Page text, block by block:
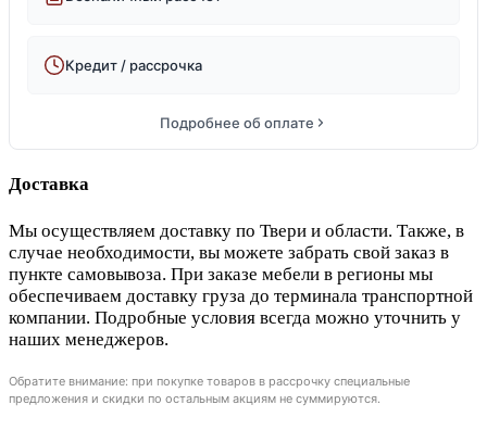
Кредит / рассрочка
Подробнее об оплате
Доставка
Мы осуществляем доставку по Твери и области. Также, в
случае необходимости, вы можете забрать свой заказ в
пункте самовывоза. При заказе мебели в регионы мы
обеспечиваем доставку груза до терминала транспортной
компании. Подробные условия всегда можно уточнить у
наших менеджеров.
Обратите внимание: при покупке товаров в рассрочку специальные
предложения и скидки по остальным акциям не суммируются.